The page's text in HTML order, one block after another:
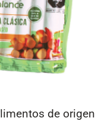
de origen